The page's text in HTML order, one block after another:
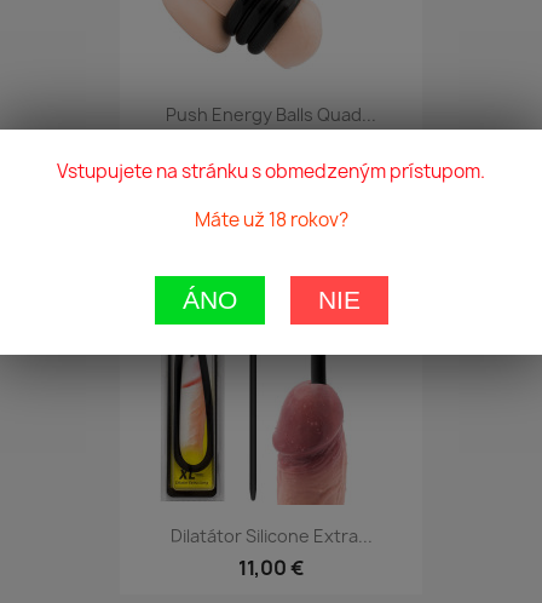
Push Energy Balls Quad...
Dilatátor Silicone Extra...
11,00 €
Vstupujete na stránku s obmedzeným prístupom.
Máte už 18 rokov?
ÁNO NIE